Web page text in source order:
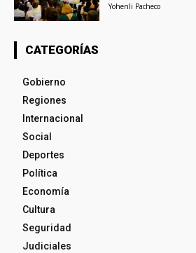
Yohenli Pacheco
CATEGORÍAS
Gobierno
Regiones
Internacional
Social
Deportes
Política
Economía
Cultura
Seguridad
Judiciales